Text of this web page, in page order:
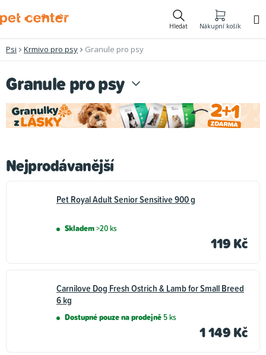
na
Hledat Nákupní košík
Psi Krmivo pro psy Granule pro psy
Granule pro psy
Nejprodávanější
Pet Royal Adult Senior Sensitive 900 g
Skladem>20 ks
119 Kč
Carnilove Dog Fresh Ostrich & Lamb for Small Breed
6 kg
Dostupné pouze na prodejně5 ks
1 149 Kč